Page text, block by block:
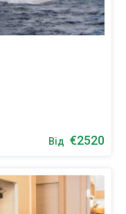
Від €2520